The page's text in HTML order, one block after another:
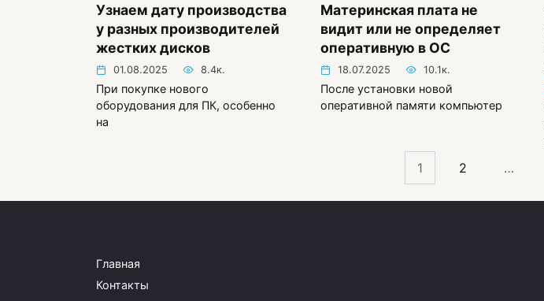
Узнаем дату производства
у разных производителей
жестких дисков
01.08.2025 8.4к.
При покупке нового
оборудования для ПК, особенно
на
Материнская плата не
видит или не определяет
оперативную в ОС
18.07.2025 10.1к.
После установки новой
оперативной памяти компьютер
1 2 …
Главная
Контакты